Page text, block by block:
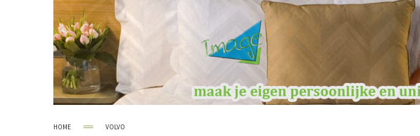
HOME VOLVO